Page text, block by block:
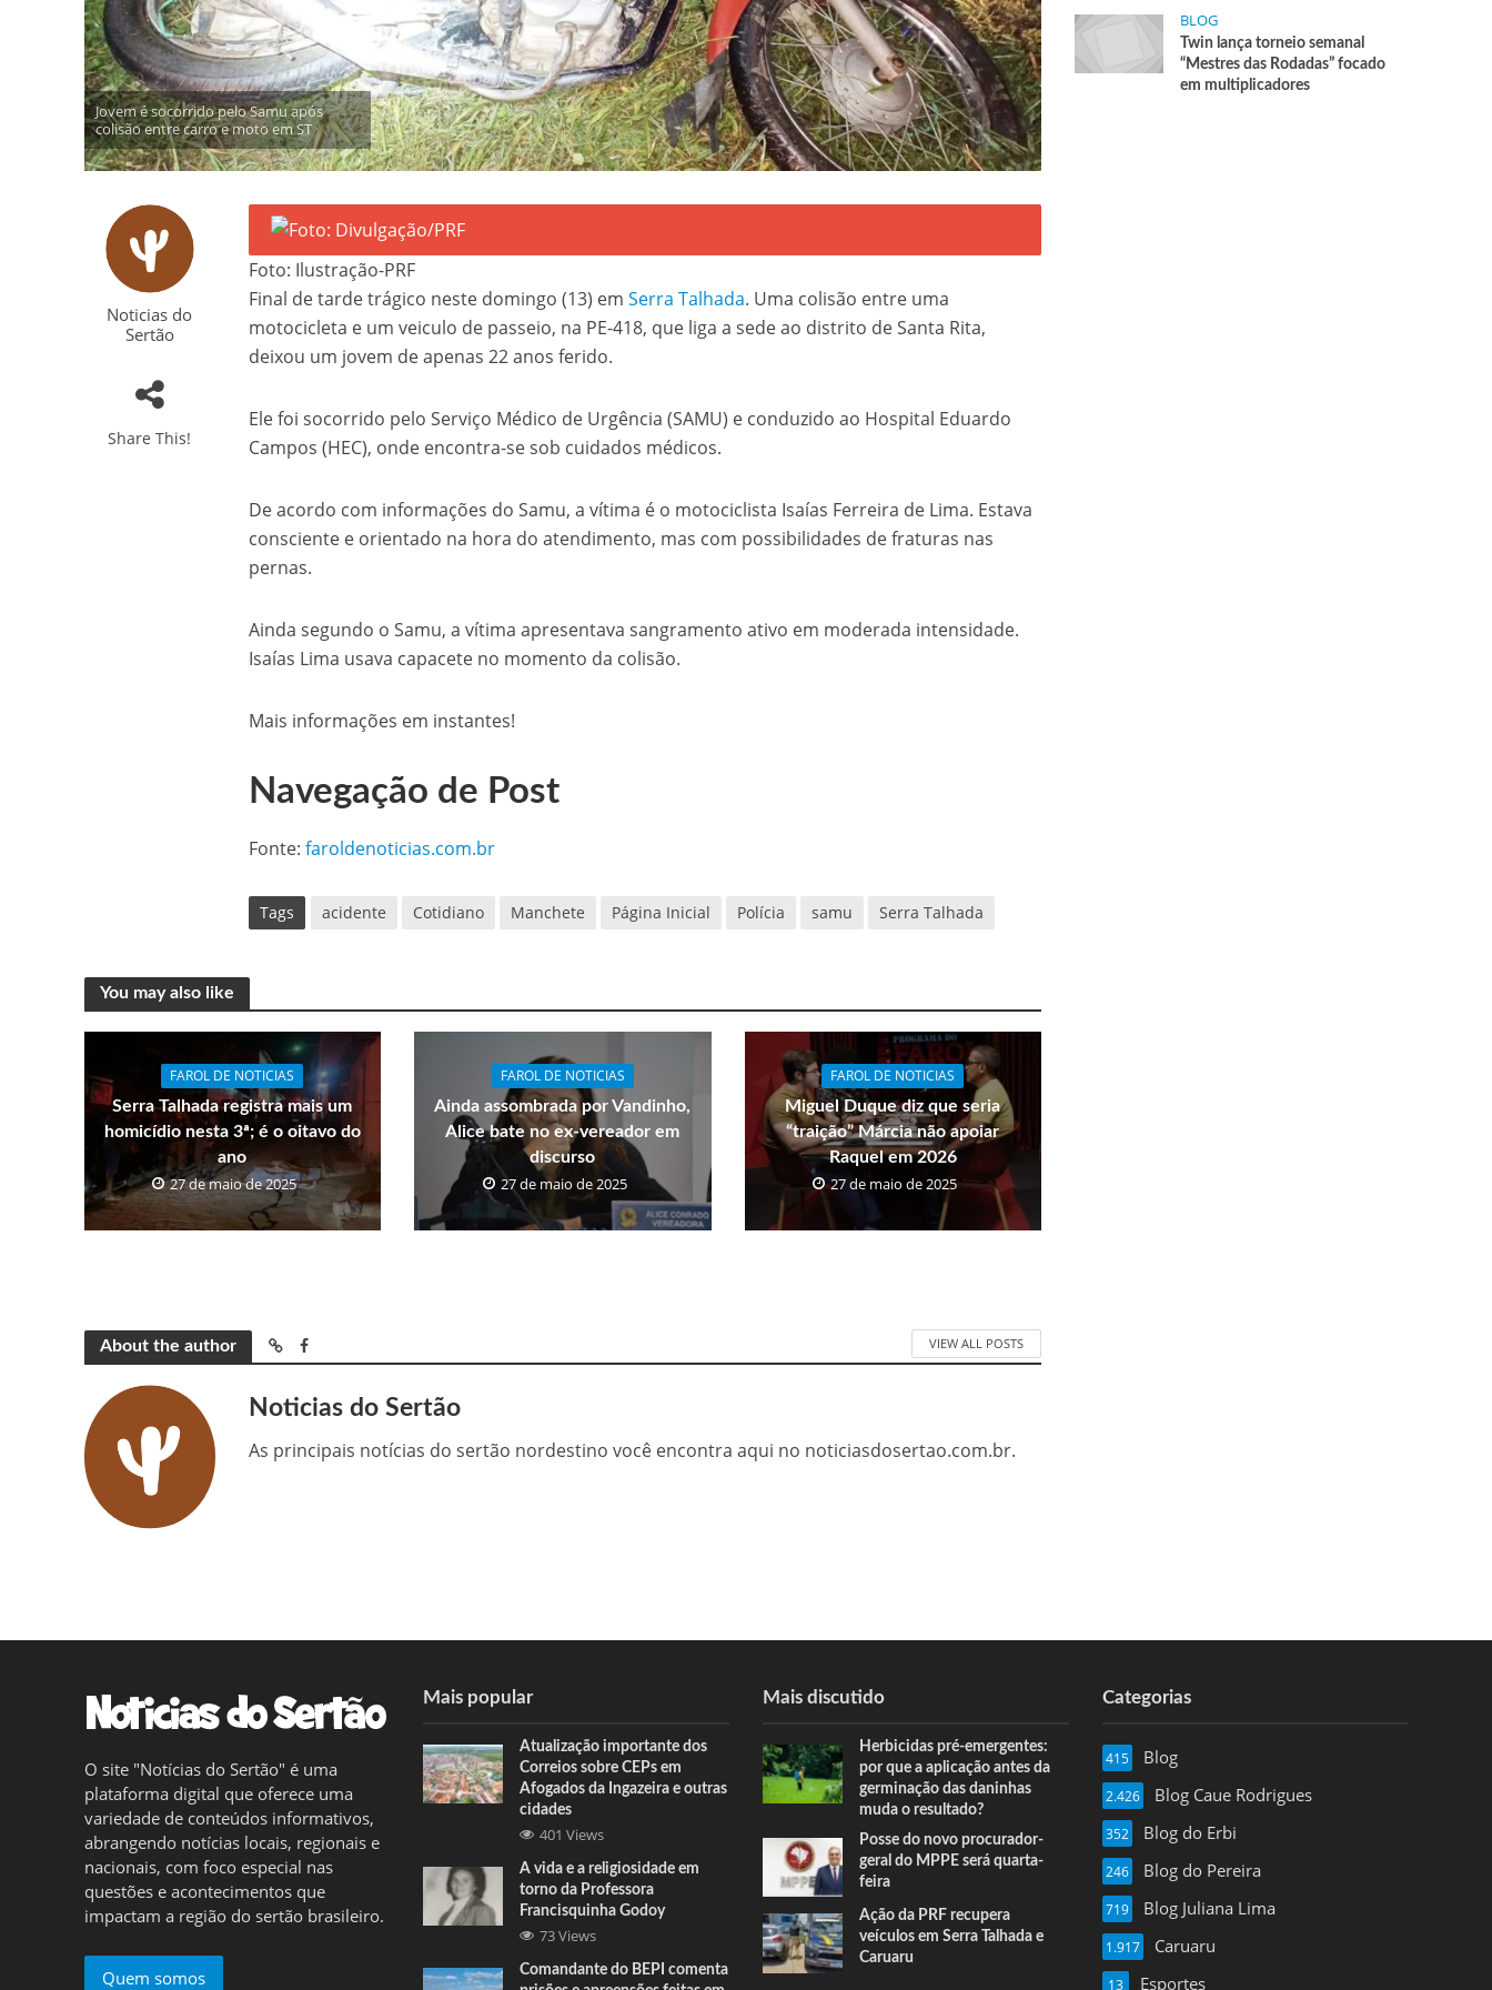
Jovem é socorrido pelo Samu após
colisão entre carro e moto em ST
Noticias do
Sertão
Share This!
Foto: Ilustração-PRF
Final de tarde trágico neste domingo (13) emSerra Talhada. Uma colisão entre uma
motocicleta e um veiculo de passeio, na PE-418, que liga a sede ao distrito de Santa Rita,
deixou um jovem de apenas 22 anos ferido.
Ele foi socorrido pelo Serviço Médico de Urgência (SAMU) e conduzido ao Hospital Eduardo
Campos (HEC), onde encontra-se sob cuidados médicos.
De acordo com informações do Samu, a vítima é o motociclista Isaías Ferreira de Lima. Estava
consciente e orientado na hora do atendimento, mas com possibilidades de fraturas nas
pernas.
Ainda segundo o Samu, a vítima apresentava sangramento ativo em moderada intensidade.
Isaías Lima usava capacete no momento da colisão.
Mais informações em instantes!
Navegação de Post
Fonte:faroldenoticias.com.br
Tags acidente Cotidiano Manchete Página Inicial Polícia samu Serra Talhada
You may also like
FAROL DE NOTICIAS
Serra Talhada registra mais um
homicídio nesta 3ª; é o oitavo do
ano
27 de maio de 2025
FAROL DE NOTICIAS
Ainda assombrada por Vandinho,
Alice bate no ex-vereador em
discurso
27 de maio de 2025
FAROL DE NOTICIAS
Miguel Duque diz que seria
“traição” Márcia não apoiar
Raquel em 2026
27 de maio de 2025
About the author VIEW ALL POSTS
Noticias do Sertão
As principais notícias do sertão nordestino você encontra aqui no noticiasdosertao.com.br.
BLOG
Twin lança torneio semanal
“Mestres das Rodadas” focado
em multiplicadores
O site "Notícias do Sertão" é uma
plataforma digital que oferece uma
variedade de conteúdos informativos,
abrangendo notícias locais, regionais e
nacionais, com foco especial nas
questões e acontecimentos que
impactam a região do sertão brasileiro.
Quem somos
Mais popular
Atualização importante dos
Correios sobre CEPs em
Afogados da Ingazeira e outras
cidades
401 Views
A vida e a religiosidade em
torno da Professora
Francisquinha Godoy
73 Views
Comandante do BEPI comenta
Mais discutido
Herbicidas pré-emergentes:
por que a aplicação antes da
germinação das daninhas
muda o resultado?
Posse do novo procurador-
geral do MPPE será quarta-
feira
Ação da PRF recupera
veículos em Serra Talhada e
Caruaru
Categorias
Blog
415
Blog Caue Rodrigues
2.426
Blog do Erbi
352
Blog do Pereira
246
Blog Juliana Lima
719
Caruaru
1.917
Esportes
13